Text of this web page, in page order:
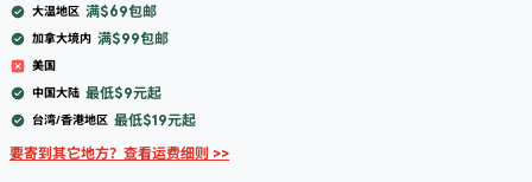
大温地区 满$69包邮
加拿大境内 满$99包邮
美国
中国大陆 最低$9元起
台湾/香港地区 最低$19元起
要寄到其它地方？查看运费细则 >>